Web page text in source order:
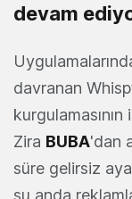
devam
davranan
Zira BUBA'dan
süre gelirsiz
şu anda